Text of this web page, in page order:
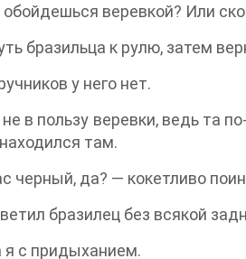
веревкой? Или
бразильца к рулю, затем
у него нет.
в пользу веревки, ведь та
там.
черный, да? — кокетливо
бразилец без всякой
с придыханием.